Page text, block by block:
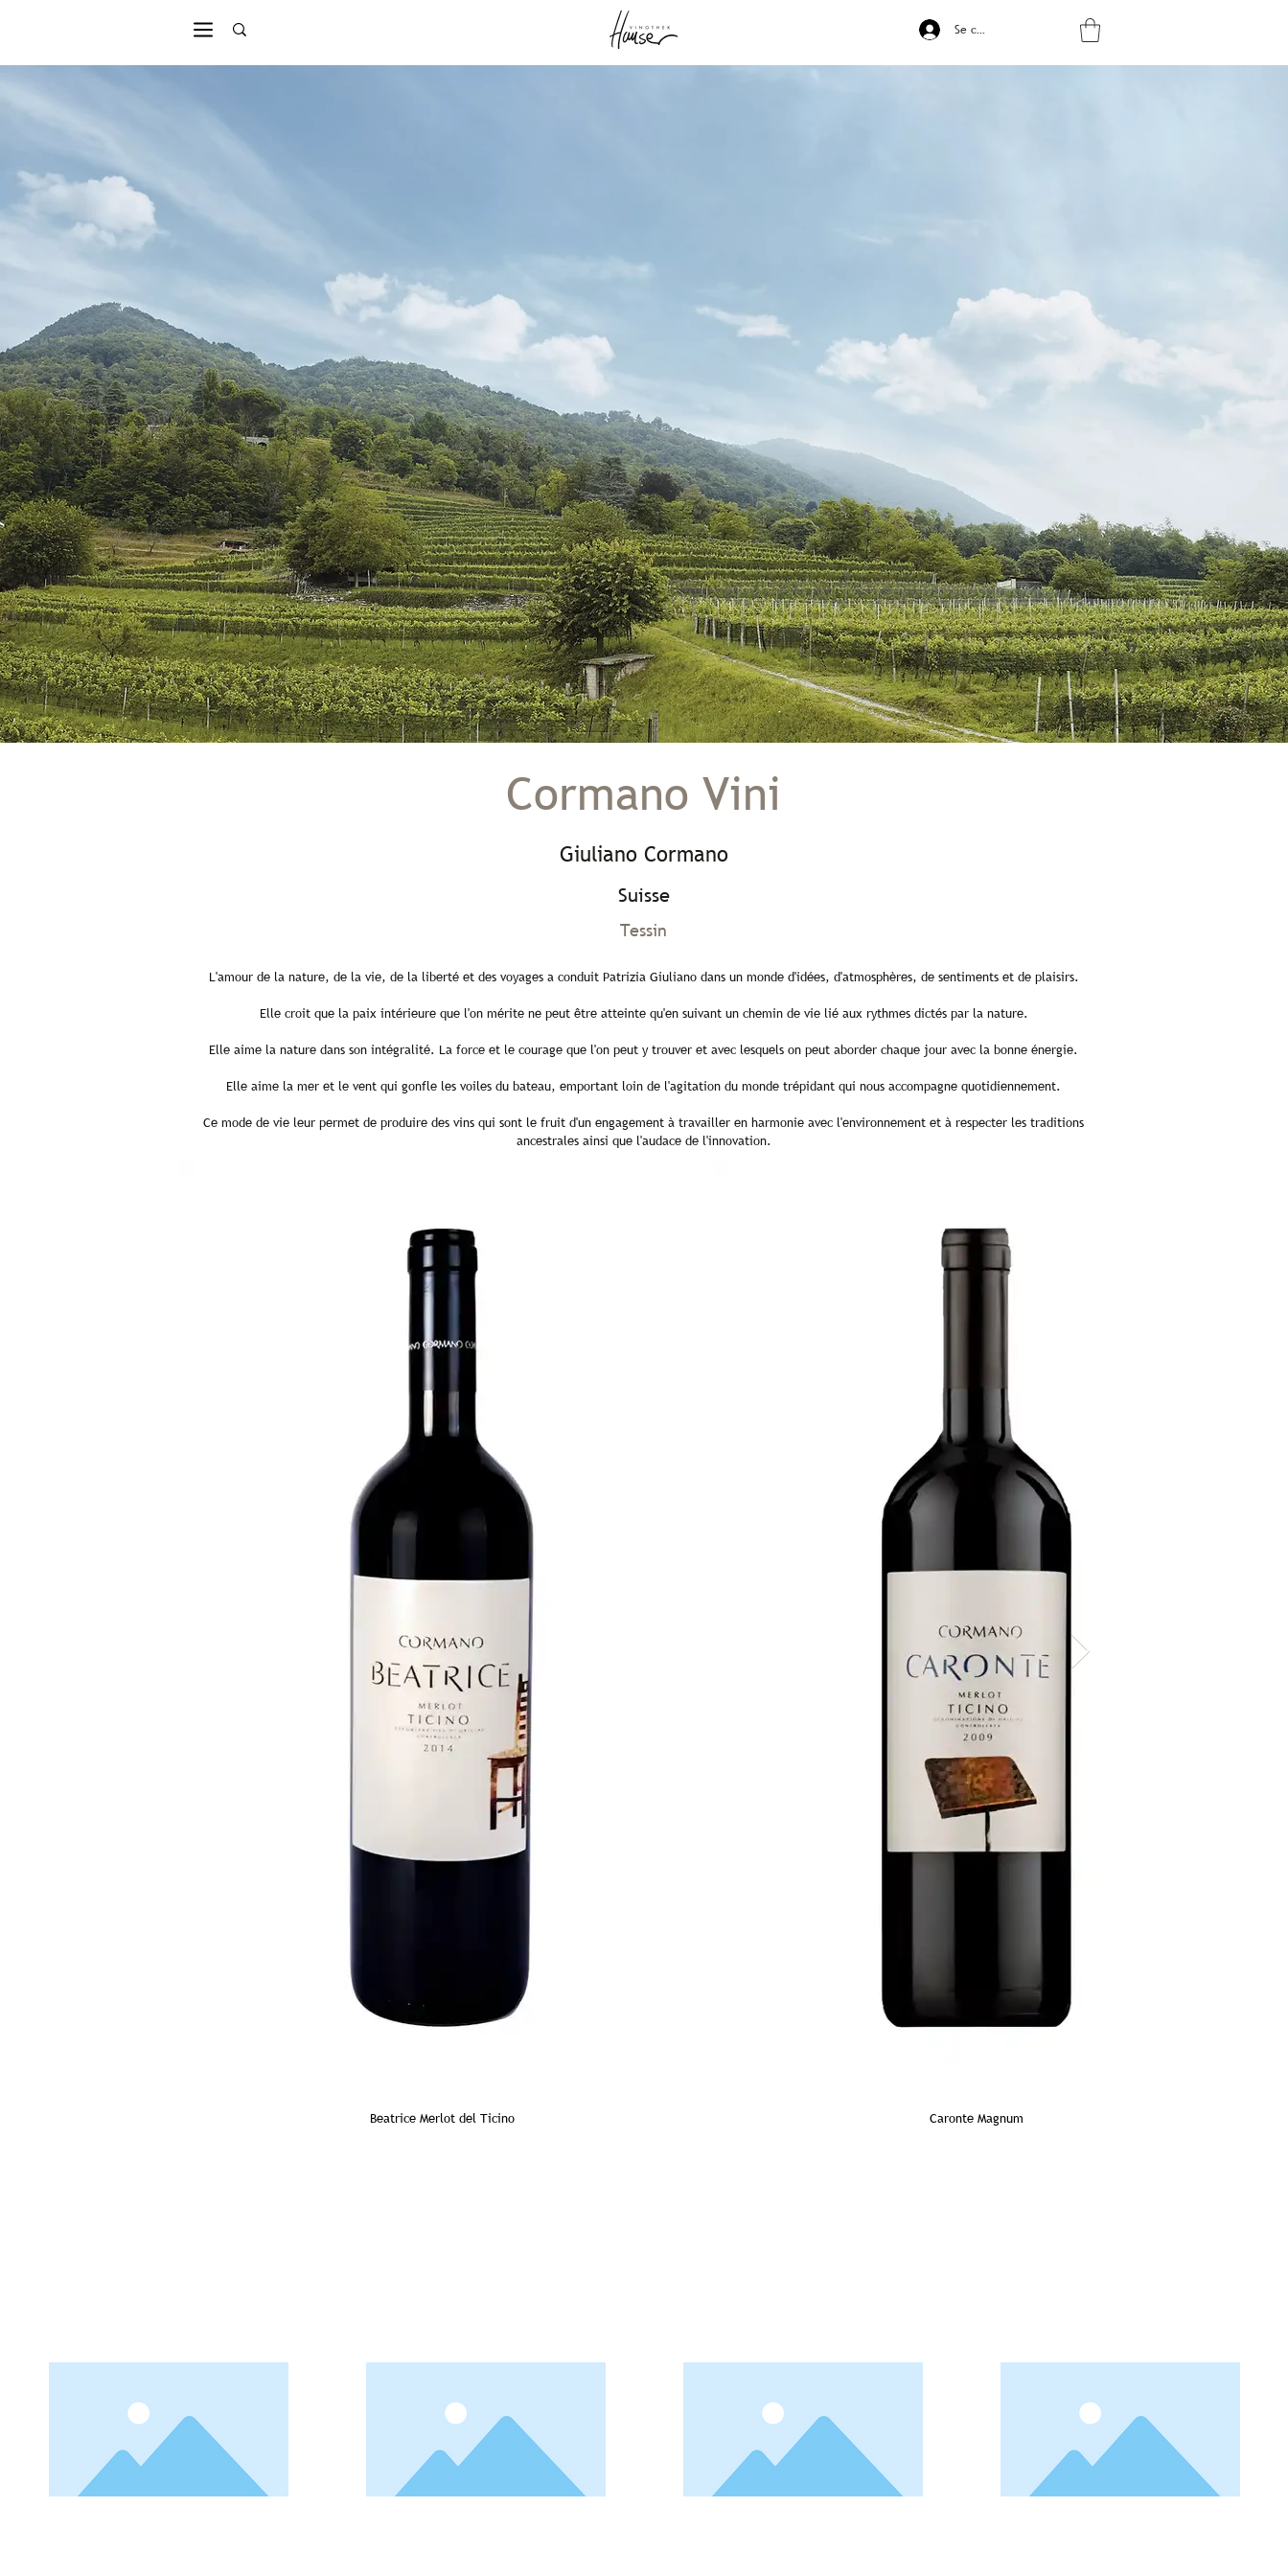
Se connecter
Cormano Vini
Giuliano Cormano
Suisse
Tessin
L'amour de la nature, de la vie, de la liberté et des voyages a conduit Patrizia Giuliano dans un monde d'idées, d'atmosphères, de sentiments et de plaisirs.
Elle croit que la paix intérieure que l'on mérite ne peut être atteinte qu'en suivant un chemin de vie lié aux rythmes dictés par la nature.
Elle aime la nature dans son intégralité. La force et le courage que l'on peut y trouver et avec lesquels on peut aborder chaque jour avec la bonne énergie.
Elle aime la mer et le vent qui gonfle les voiles du bateau, emportant loin de l'agitation du monde trépidant qui nous accompagne quotidiennement.
Ce mode de vie leur permet de produire des vins qui sont le fruit d'un engagement à travailler en harmonie avec l'environnement et à respecter les traditions
ancestrales ainsi que l'audace de l'innovation.
Beatrice Merlot del Ticino Caronte Magnum